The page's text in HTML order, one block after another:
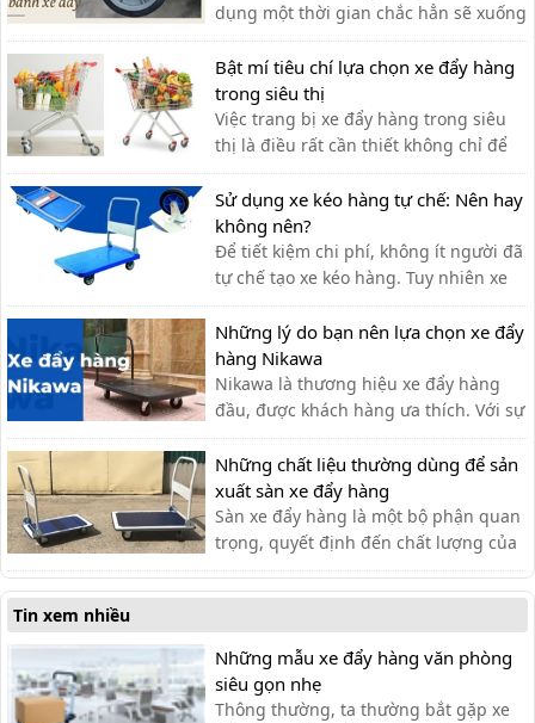
dụng một thời gian chắc hẳn sẽ xuống
cấp và không thể vận hành một cách
linh hoạt,do đó ta cần có cách bảo
dưỡng chính xác
Bật mí tiêu chí lựa chọn xe đẩy hàng
trong siêu thị
Việc trang bị xe đẩy hàng trong siêu
thị là điều rất cần thiết không chỉ để
khách hàng đựng đồ khi mua sắm mà
còn hỗ trợ vận chuyển hàng hóa.
Sử dụng xe kéo hàng tự chế: Nên hay
không nên?
Để tiết kiệm chi phí, không ít người đã
tự chế tạo xe kéo hàng. Tuy nhiên xe
kéo hàng tự chế có ưu nhược điểm gì,
có nên dùng hay không?
Những lý do bạn nên lựa chọn xe đẩy
hàng Nikawa
Nikawa là thương hiệu xe đẩy hàng
đầu, được khách hàng ưa thích. Với sự
tiện lợi, bền đẹp, xe đẩy hàng Nikawa
chưa bao giờ khiến khách hàng thất
vọng.
Những chất liệu thường dùng để sản
xuất sàn xe đẩy hàng
Sàn xe đẩy hàng là một bộ phận quan
trọng, quyết định đến chất lượng của
xe đẩy. Lựa chọn chất liệu phù hợp
giúp bạn có được chiếc xe đẩy hàng
Tin xem nhiều
Những mẫu xe đẩy hàng văn phòng
siêu gọn nhẹ
Thông thường, ta thường bắt gặp xe